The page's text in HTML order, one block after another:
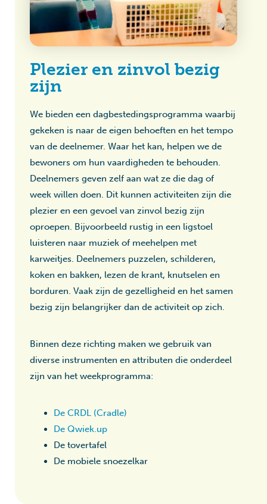
Plezier en zinvol bezig
zijn
We bieden een dagbestedingsprogramma waarbij
gekeken is naar de eigen behoeften en het tempo
van de deelnemer. Waar het kan, helpen we de
bewoners om hun vaardigheden te behouden.
Deelnemers geven zelf aan wat ze die dag of
week willen doen. Dit kunnen activiteiten zijn die
plezier en een gevoel van zinvol bezig zijn
oproepen. Bijvoorbeeld rustig in een ligstoel
luisteren naar muziek of meehelpen met
karweitjes. Deelnemers puzzelen, schilderen,
koken en bakken, lezen de krant, knutselen en
borduren. Vaak zijn de gezelligheid en het samen
bezig zijn belangrijker dan de activiteit op zich.
Binnen deze richting maken we gebruik van
diverse instrumenten en attributen die onderdeel
zijn van het weekprogramma:
De CRDL (Cradle)
De Qwiek.up
De tovertafel
De mobiele snoezelkar